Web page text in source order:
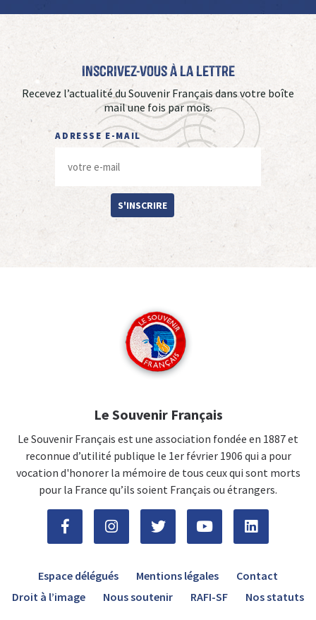
Inscrivez-vous à La Lettre
Recevez l’actualité du Souvenir Français dans votre boîte
mail une fois par mois.
ADRESSE E-MAIL
S'INSCRIRE
Le Souvenir Français
Le Souvenir Français est une association fondée en 1887 et
reconnue d’utilité publique le 1er février 1906 qui a pour
vocation d'honorer la mémoire de tous ceux qui sont morts
pour la France qu’ils soient Français ou étrangers.
Espace délégués Mentions légales
Contact
Droit à l’image
Nous soutenir RAFI-SF Nos statuts